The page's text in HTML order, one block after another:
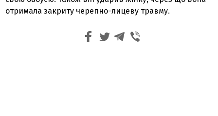
отримала закриту черепно-лицеву травму.